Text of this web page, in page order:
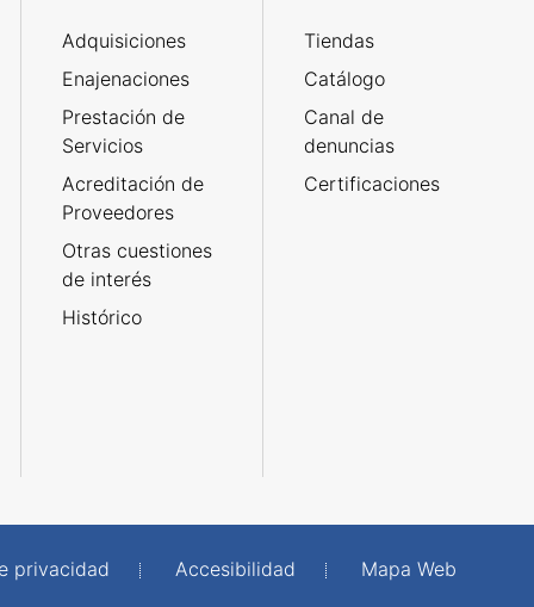
Adquisiciones
Enajenaciones
Prestación de
Servicios
Acreditación de
Proveedores
Otras cuestiones
de interés
Histórico
Tiendas
Catálogo
Canal de
denuncias
Certificaciones
privacidad Accesibilidad
Mapa Web